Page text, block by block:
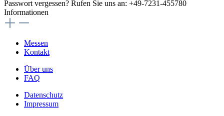
Passwort vergessen? Rufen Sie uns an: +49-7231-455780
Informationen
Messen
Kontakt
Über uns
FAQ
Datenschutz
Impressum